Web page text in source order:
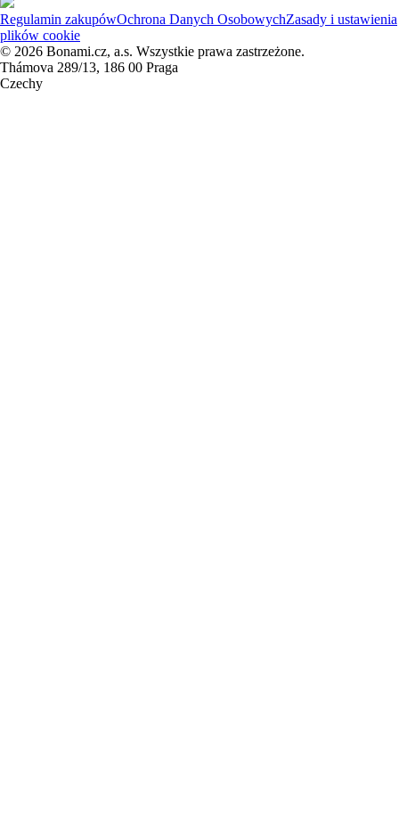
Regulamin zakupówOchrona Danych OsobowychZasady i ustawienia
plików cookie
© 2026 Bonami.cz, a.s. Wszystkie prawa zastrzeżone.
Thámova 289/13, 186 00 Praga
Czechy